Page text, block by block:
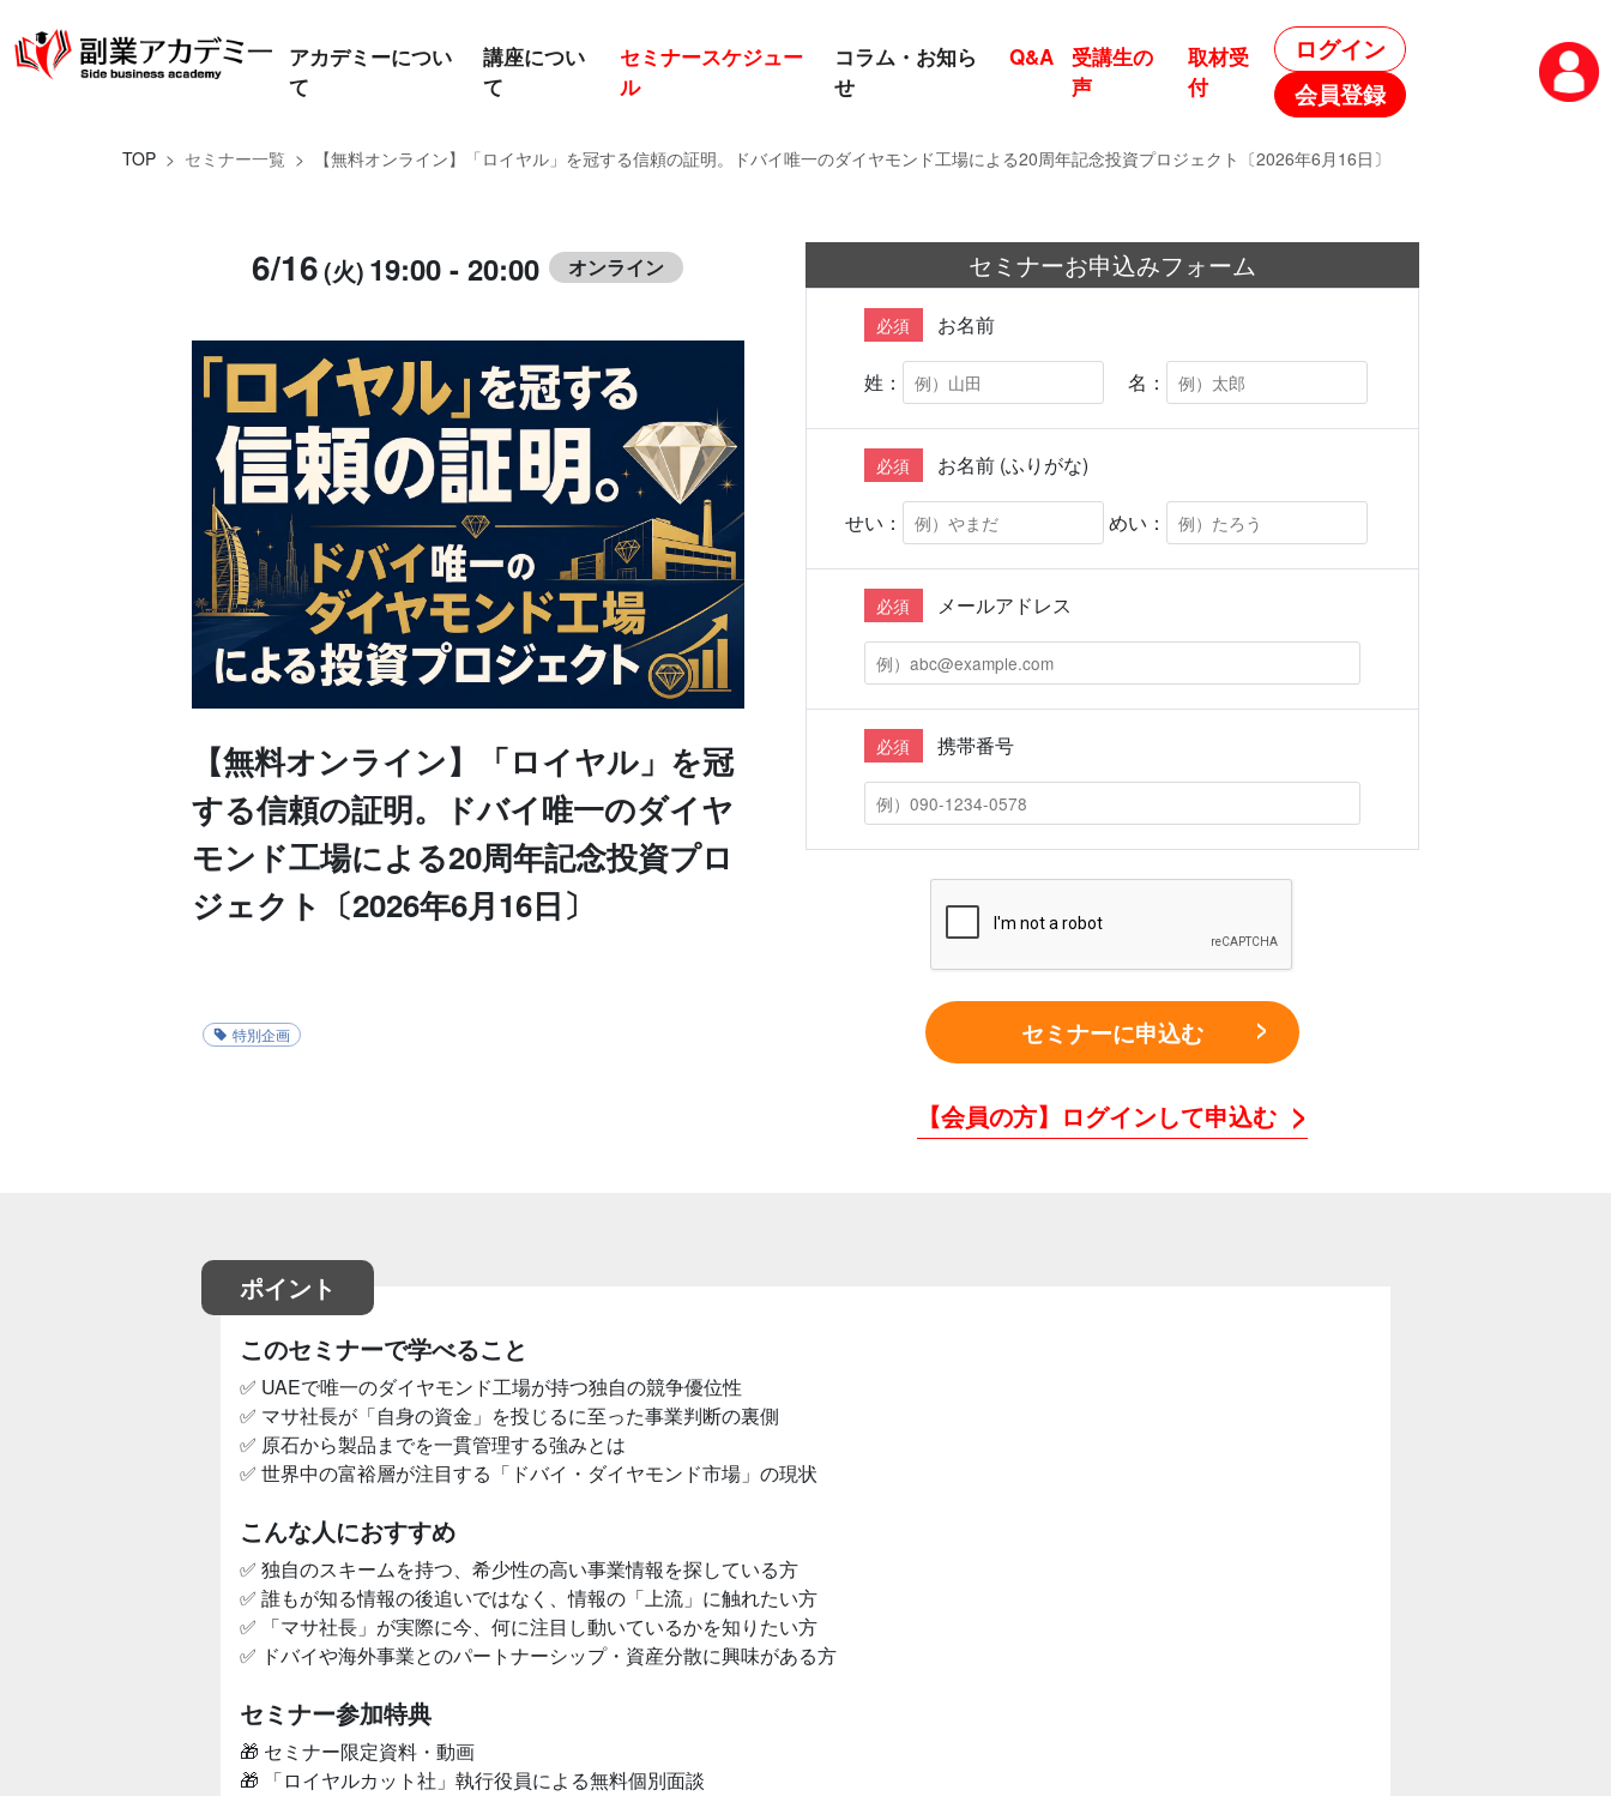
アカデミーについ
て
講座につい
て
セミナースケジュー
ル
コラム・お知ら
せ
Q&A
受講生の
声
取材受
付
ログイン
会員登録
TOP セミナー一覧 【無料オンライン】「ロイヤル」を冠する信頼の証明。ドバイ唯一のダイヤモンド工場による20周年記念投資プロジェクト〔2026年6月16日〕
6/16(火) 19:00 - 20:00 オンライン
【無料オンライン】「ロイヤル」を冠
する信頼の証明。ドバイ唯一のダイヤ
モンド工場による20周年記念投資プロ
ジェクト〔2026年6月16日〕
特別企画
セミナーお申込みフォーム
必須 お名前
姓： 名：
必須 お名前 (ふりがな)
せい： めい：
必須 メールアドレス
必須 携帯番号
セミナーに申込む
【会員の方】ログインして申込む
ポイント
このセミナーで学べること
✅ UAEで唯一のダイヤモンド工場が持つ独自の競争優位性
✅ マサ社長が「自身の資金」を投じるに至った事業判断の裏側
✅ 原石から製品までを一貫管理する強みとは
✅ 世界中の富裕層が注目する「ドバイ・ダイヤモンド市場」の現状
こんな人におすすめ
✅ 独自のスキームを持つ、希少性の高い事業情報を探している方
✅ 誰もが知る情報の後追いではなく、情報の「上流」に触れたい方
✅ 「マサ社長」が実際に今、何に注目し動いているかを知りたい方
✅ ドバイや海外事業とのパートナーシップ・資産分散に興味がある方
セミナー参加特典
🎁 セミナー限定資料・動画
🎁 「ロイヤルカット社」執行役員による無料個別面談